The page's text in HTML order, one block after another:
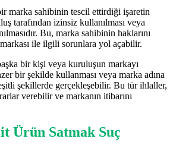
marka sahibinin tescil ettirdiği işaretin
tarafından izinsiz kullanılması veya
Bu, marka sahibinin haklarını
ile ilgili sorunlara yol açabilir.
bir kişi veya kuruluşun markayı
bir şekilde kullanması veya marka adına
şekillerde gerçekleşebilir. Bu tür ihlaller,
verebilir ve markanın itibarını
Ürün Satmak Suç